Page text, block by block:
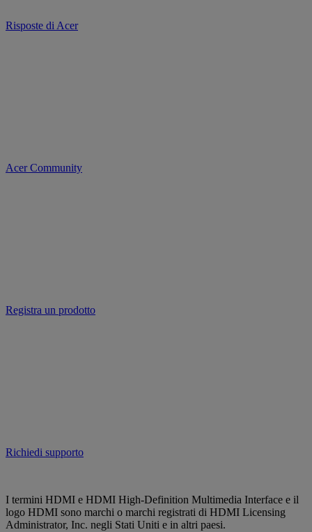
Risposte di Acer
Acer Community
Registra un prodotto
Richiedi supporto
I termini HDMI e HDMI High-Definition Multimedia Interface e il
logo HDMI sono marchi o marchi registrati di HDMI Licensing
Administrator, Inc. negli Stati Uniti e in altri paesi.